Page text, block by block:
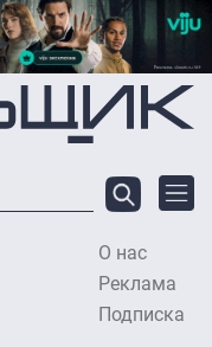
О нас
Реклама
Подписка